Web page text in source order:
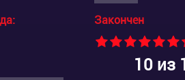
Закончен
10из